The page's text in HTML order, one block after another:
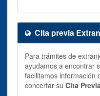
Cita previa
Para trámites de
ayudamos a encontrar
facilitamos información
concertar su Cita